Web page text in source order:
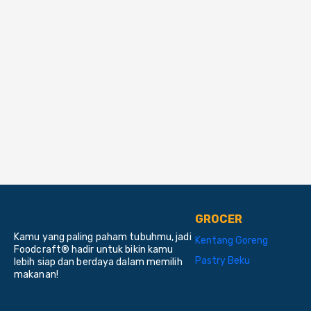
Kamu yang paling paham tubuhmu, jadi
Foodcraft® hadir untuk bikin kamu
lebih siap dan berdaya dalam memilih
makanan!
GROCER
Kentang Goreng
Pastry Beku